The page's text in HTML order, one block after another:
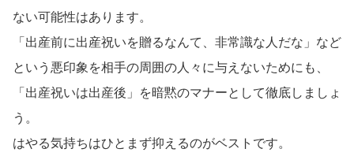
ない可能性はあります。
「出産前に出産祝いを贈るなんて、非常識な人だな」など
という悪印象を相手の周囲の人々に与えないためにも、
「出産祝いは出産後」を暗黙のマナーとして徹底しましょ
う。
はやる気持ちはひとまず抑えるのがベストです。